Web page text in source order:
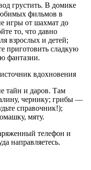
грустить. В домике
фильмов в
игры от шахмат до
то, что давно
взрослых и детей;
приготовить сладкую
фантазии.
вдохновения
тайн и даров. Там
чернику; грибы —
справочник!);
мяту.
телефон и
направляетесь.